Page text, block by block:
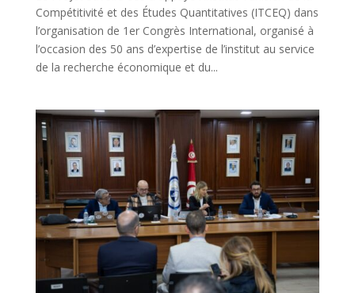
Compétitivité et des Études Quantitatives (ITCEQ) dans
l’organisation de 1er Congrès International, organisé à
l’occasion des 50 ans d’expertise de l’institut au service
de la recherche économique et du...